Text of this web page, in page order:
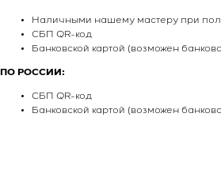
Наличными нашему мастеру при
СБП QR-код
Банковской картой (возможен
ПО РОССИИ:
СБП QR-код
Банковской картой (возможен